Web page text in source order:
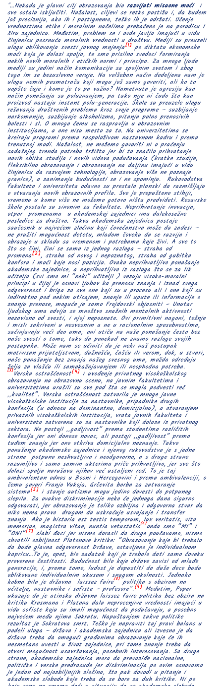
"…Nekada je glavni cilj obrazovanja bio razvijati misaone moćii
sve ostalo isključiti. Nažalost, ciljevi se retko postižu i, da budem
još preciznija, ako ih i postignemo, teško ih je održati. Učenje
vrednostima etike i moralnim načelima prebačeno je na porodicu I
širu zajednicu. Međutim, problem se i ovde javlja imajući u vidu
činjenicu posrnuća moralnih vrednosti u društvu. Mediji su preuzeli
ulogu oblikovanja svesti javnog mnjenja[1] po diktatu ekonomske
moći koja je dolazi spolja, te smo prisilno svedoci formiranja
nekih novih moralnih i etičkih normi i principa. Za mnoge ljude
mediji su jedini način komunikacije sa spoljnim svetom i zbog
toga im se bezuslovno veruje. Na volšeban način dodeljena nam je
uloga nemih posmatrača koji mogu još samo govoriti, ali ko to
uopšte čuje i kome je to pa važno? Nametnuta je agresija kao
način ponašanja sa poluznanjem, pa tako nije ni čudo što kao
proizvod nastaju instant polu-generacije. Škole su preuzele ulogu
rešavanja društvenih problema kroz svoje programe – suzbijanje
narkomanije, suzbijanje alkoholizma, pitanja polno prenosivih
bolesti i sl. O mnogo čemu se raspravlja u obrazovnim
institucijama, a one nisu mesto za to. Na univerzitetima se
kreiraju programi prema raspoloživom nastavnom kadru i prema
trenutnoj modi. Nažalost, ne možemo govoriti ni o praćenju
sadašnjeg trenda potreba tržišta jer bi to značilo prihvatanje
novih oblika studija i novih vidova podučavanja (kratke studije,
fleksibilno obrazovanje i obrazovanje na daljinu imajući u vidu
činjenicu da razvojem tehnologije, obrazovanje više ne poznaje
granice), a zanimanja budućnosti se i ne spominju. Rukovodstva
fakulteta i univerziteta odavno su prestala planski da razmišljaju
o otvaranja novih obrazovnih profila. Sve je prepušteno stihiji,
vremenu u kome više ne možemo gotovo ništa predvideti. Resavske
škole postale su sinonim za fakultete. Neprihvatanje inovacija,
otpor promenama u akademskoj zajednici ima dalekosežne
posledice za društvo. Takva akademska zajednica postaje
saučesnik u najvećem zločinu koji čovečanstvo može da zadesi –
ne pružiti mogućnost detetu, mladom čoveku da se razvija i
obrazuje u skladu sa vremenom i potrebama koje živi. A sve to
što se čini, čini se samo iz jednog razloga – straha od
promena[2], straha od novog i nepoznatog, straha od gubitka
konfora i moći koje nosi pozicija. Ovako neprihvatljivo ponašanje
akademske zajednice, a neprihvatljivo iz razloga što se za lik
učitelja (svi smo mi “neki” učitelji ) vezuju visoko-moralni
principi u čijoj je osnovi ljubav ka prenosu znanja i iznad svega
odgovornost i briga za sve one koji su u procesu ali i one koji su
indirektno pod nekim uticajem, znanje ili upute ili informacije o
znanju prenose, moguće je samo Frojdovski objasniti – Unutar
ljudskog uma odvija se mnoštvo snažnih mentalnih aktivnosti
nezavisno od svesti, i njoj nepoznate. Ovi primitivni nagoni, težnje
i misli sakriveni u nesvesnim a ne u racionalnim sposobnostima,
sačinjavaju veći deo uma; oni utiču na naše ponašanje često bez
naše svesti o tome, tako da ponekad ne znamo razloge svojih
postupaka. Može nam se učiniti da je neki naš postupak
motivisan prijateljstvom, dužnošću, čašću ili verom, dok, u stvari,
naše ponašanje bez znanja našeg svesnog uma, možda određuju
želja za vlašću ili samokažnjavanjem ili neophodna potreba.
[3] Verska ostrašćenost[4] i uvođenje privatnog visokoškolskog
obrazovanja na obrazovnu scenu, na javnim fakultetima i
univerzitetima urušili su sve pod šta se mogla podvesti reč
,,kvalitet”. Verska ostrašćenost zatvorila je mnoge javne
visokoškolske institucije za nastavnike, pripadnike drugih
konfesija (u odnosu na dominantnu, domicijalnu), a otvaranjem
privatnih visokoškolskih institucija, vrata javnih fakulteta i
univerziteta zatvorena su za nastavnike koji dolaze iz privatnog
sektora. Ne postoji ,,gadljivost” prema studentima različitih
konfesija jer oni donose novac, ali postoji ,,gadljivost” prema
tuđem znanju jer ono otkriva domicijalno neznanje. Takvo
ponašanje akademske zajednice i njenog rukovodstva je s jedne
strane potpuno neshvatljivo i neodgovorno, a s druge strane
razumljivo i samo samim akterima priče prihvatljivo, jer sve što
dolazi spolja narušava njihov već ustaljeni red. To je taj
ambivalentan odnos u Bosni i Hercegovini i prema ambivalenciji, o
čemu govori Franjo Vukoja. Grčevita borba za zatvaranje
sistema[5] i stanje autizma mogu jedino dovesti do potpunog
slepila. Za ovakve diskriminacije neko će jednoga dana sigurno
odgovarati, jer obrazovanje je toliko ozbiljna i odgovorna stvar da
niko nema pravo drugom da uskraćuje usvajanje i transfer
znanja. Ako je historia est testis temporum, lux veritatis, vita
memoriae, magistra vitae, nuntia vetustatis[6]onda smo “MI” i
“ONI”[7] slabi đaci jer nismo dorasli da druge poučavamo, nismo
shvatili ozbiljnost Platonove kritike: ”Obrazovanje koje bi trebalo
da bude glavna odgovornost Države, ostavljeno je individualnom
kapricu…To je, opet, bio zadatak koji je trebalo dati samo čoveku
proverene čestitosti. Budućnost bilo koje države zavisi od mlađe
generacije, i, prema tome, ludost je dopustiti da duše dece budu
oblikovane individualnim ukusom i snagom okolnosti. Jednako
kobna bila je državna laissez faire[8] politika s obzirom na
učitelje, nastavnike i sofiste – profesore”.[9] Međutim, Poper
ukazuje da je atinska državna laissez fairepolitika bez obzira na
kritiku Krosmana i Platona dala neprocenjive vrednosti imajući u
vidu sofiste koju su imali mogućnost da podučavaju, a posebno
najvećem među njima Sokratu. Napuštanjem takve politike
rezultat je Sokratova smrt. Teško je napraviti taj pravi balans u
podeli uloga – država i akademska zajednica ali izvesno je da
država treba da omogući građanima obrazovanje koje će ih
nesmetano uvesti u život zajednice, pri tome znanje treba da
otvori mogućnost usavršavanja, posebnih interesovanja. Sa druge
strane, akademska zajednica mora da prevaziđe nacionalne,
političke i verske predrasude jer diskriminacija po ovim osnovama
je jedan od najozbiljnijih zločina, što pak dovodi u pitanje i
akademske slobode koje treba da se bore za duh kritike. Ni po